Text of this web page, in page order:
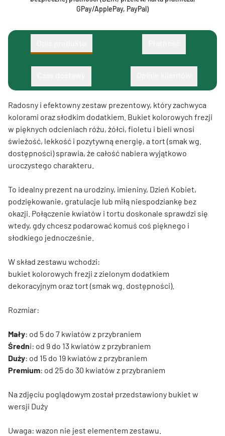
GPay/ApplePay, PayPal)
Radosny i efektowny zestaw prezentowy, który zachwyca
kolorami oraz słodkim dodatkiem. Bukiet kolorowych frezji
w pięknych odcieniach różu, żółci, fioletu i bieli wnosi
świeżość, lekkość i pozytywną energię, a tort (smak wg.
dostępności) sprawia, że całość nabiera wyjątkowo
uroczystego charakteru.
To idealny prezent na urodziny, imieniny, Dzień Kobiet,
podziękowanie, gratulacje lub miłą niespodziankę bez
okazji. Połączenie kwiatów i tortu doskonale sprawdzi się
wtedy, gdy chcesz podarować komuś coś pięknego i
słodkiego jednocześnie.
W skład zestawu wchodzi:
bukiet kolorowych frezji z zielonym dodatkiem
dekoracyjnym oraz tort (smak wg. dostępności).
Rozmiar:
Mały: od 5 do 7 kwiatów z przybraniem
Średni: od 9 do 13 kwiatów z przybraniem
Duży: od 15 do 19 kwiatów z przybraniem
Premium: od 25 do 30 kwiatów z przybraniem
Na zdjęciu poglądowym został przedstawiony bukiet w
wersji Duży
Uwaga: wazon nie jest elementem zestawu.